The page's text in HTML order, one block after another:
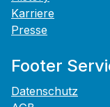
Karriere
Presse
Footer
Datenschutz